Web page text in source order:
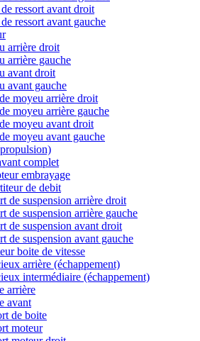
ressort avant droit
ressort avant gauche
arrière droit
arrière gauche
avant droit
avant gauche
moyeu arrière droit
moyeu arrière gauche
moyeu avant droit
moyeu avant gauche
complet
embrayage
de debit
de suspension arrière droit
de suspension arrière gauche
de suspension avant droit
de suspension avant gauche
boite de vitesse
arrière (échappement)
intermédiaire (échappement)
arrière
avant
de boite
moteur